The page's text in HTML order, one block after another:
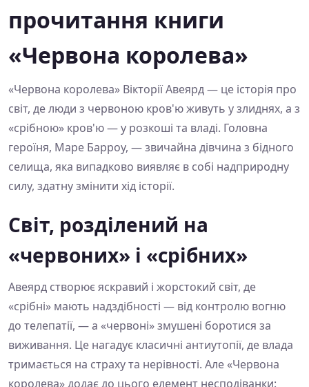
прочитання книги
«Червона королева»
«Червона королева» Вікторії Авеярд — це історія про
світ, де люди з червоною кров'ю живуть у злиднях, а з
«срібною» кров'ю — у розкоші та владі. Головна
героїня, Маре Барроу, — звичайна дівчина з бідного
селища, яка випадково виявляє в собі надприродну
силу, здатну змінити хід історії.
Світ, розділений на
«червоних» і «срібних»
Авеярд створює яскравий і жорстокий світ, де
«срібні» мають надздібності — від контролю вогню
до телепатії, — а «червоні» змушені боротися за
виживання. Це нагадує класичні антиутопії, де влада
тримається на страху та нерівності. Але «Червона
королева» додає до цього елемент несподіванки: